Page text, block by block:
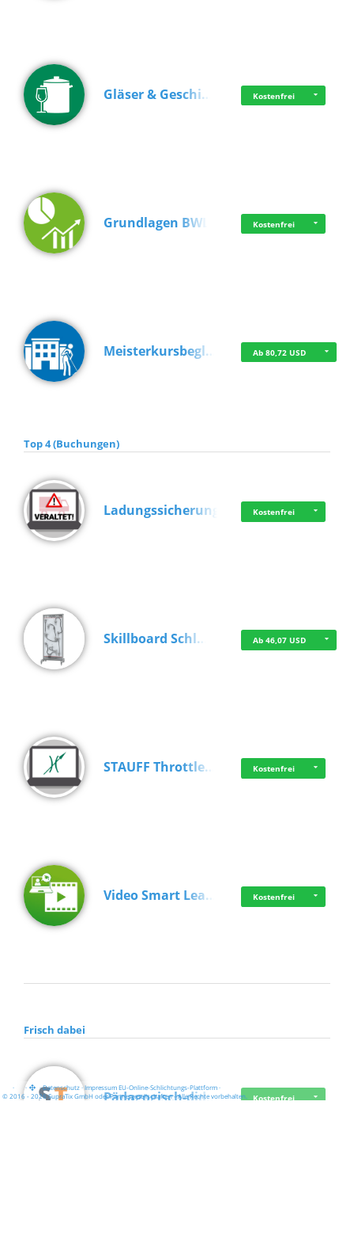
Gläser & Geschi… Kostenfrei
Grundlagen BWL Kostenfrei
Meisterkursbegl… Ab 80,72 USD
Top 4 (Buchungen)
Ladungssicherung Kostenfrei
Skillboard Schl… Ab 46,07 USD
STAUFF Throttle… Kostenfrei
Video Smart Lea… Kostenfrei
Frisch dabei
Pädagogisch-did… Kostenfrei
· · ·Datenschutz·Impressum EU-Online-Schlichtungs-Plattform·
© 2016 - 2026 SupraTix GmbH oder Partnergesellschaften - Alle Rechte vorbehalten.